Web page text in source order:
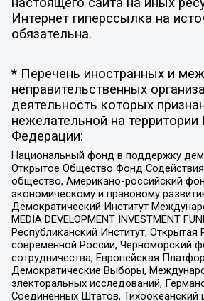
Интернет гиперссылка на
обязательна.
* Перечень иностранных и
неправительственных
деятельность которых
нежелательной на территории
Федерации:
Национальный фонд в поддержку
Открытое Общество Фонд
общество, Американо-российский
экономическому и правовому
Демократический Институт
MEDIA DEVELOPMENT INVESTMENT
Республиканский Институт, Открытая
современной России, Черноморский
сотрудничества, Европейская
Демократические Выборы,
электоральных исследований,
Соединенных Штатов, Тихоокеанский